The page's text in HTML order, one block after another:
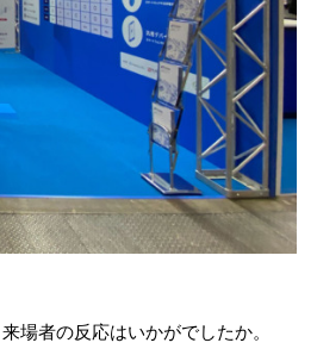
場者の反応はいかがでしたか。